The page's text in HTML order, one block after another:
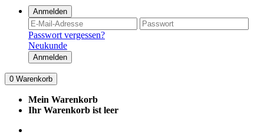
Anmelden
Passwort vergessen?
Neukunde
Anmelden
0 Warenkorb
Mein Warenkorb
Ihr Warenkorb ist leer